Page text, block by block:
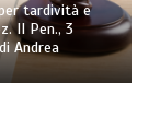
tardività e
II Pen., 3
Andrea